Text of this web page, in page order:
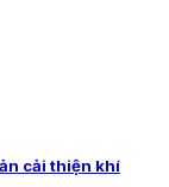
cải thiện khí